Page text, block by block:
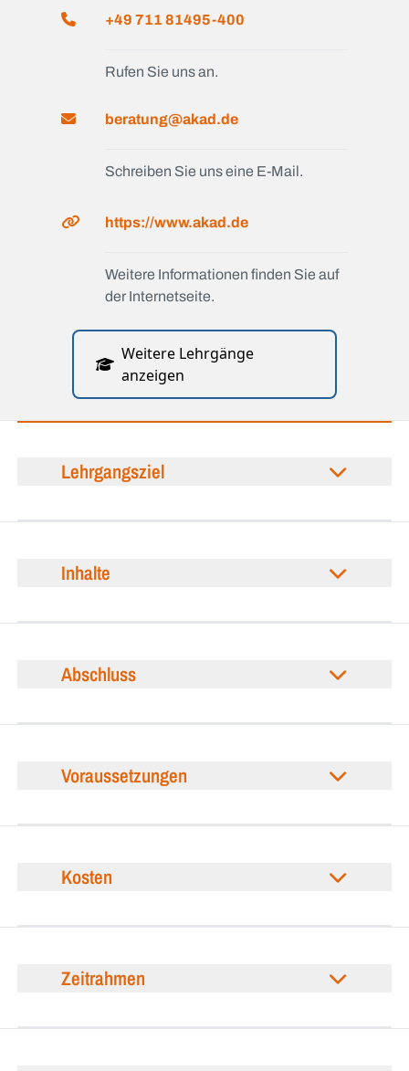
+49 711 81495-400
Rufen Sie uns an.
beratung@akad.de
Schreiben Sie uns eine E-Mail.
https://www.akad.de
Weitere Informationen finden Sie auf
der Internetseite.
Weitere Lehrgänge
anzeigen
Lehrgangsziel
Inhalte
Abschluss
Voraussetzungen
Kosten
Zeitrahmen